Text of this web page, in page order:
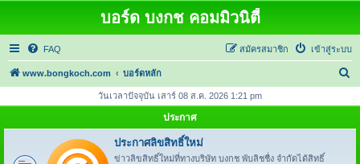
บอร์ด บงกช คอมมิวนิตี้
FAQ เข้าสู่ระบบ
สมัครสมาชิก
www.bongkoch.com บอร์ดหลัก
า
วันเวลาปัจจุบัน เสาร์ 08 ส.ค. 2026 1:21 pm
ประกาศ
ประกาศลิขสิทธิ์ใหม่
ข่าวลิขสิทธิ์ใหม่ที่ทางบริษัท บงกช พับลิชชื่ง จำกัดได้สิทธิ์